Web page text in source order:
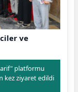
ve
platformu
kez ziyaret edildi